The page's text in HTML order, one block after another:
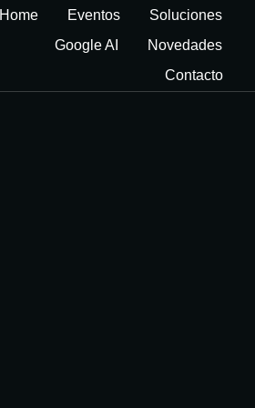
Home Eventos
Soluciones
Google AI
Novedades
Contacto